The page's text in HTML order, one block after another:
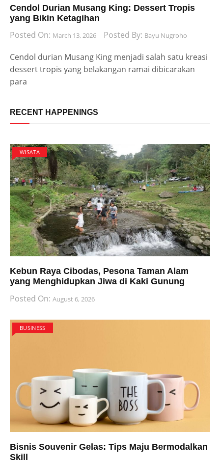
Cendol Durian Musang King: Dessert Tropis
yang Bikin Ketagihan
Posted On: March 13, 2026 Posted By: Bayu Nugroho
Cendol durian Musang King menjadi salah satu kreasi
dessert tropis yang belakangan ramai dibicarakan
para
RECENT HAPPENINGS
WISATA
Kebun Raya Cibodas, Pesona Taman Alam
yang Menghidupkan Jiwa di Kaki Gunung
Posted On: August 6, 2026
BUSINESS
Bisnis Souvenir Gelas: Tips Maju Bermodalkan
Skill